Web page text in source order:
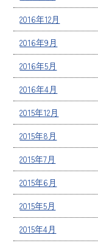
2016年12月
2016年9月
2016年5月
2016年4月
2015年12月
2015年8月
2015年7月
2015年6月
2015年5月
2015年4月